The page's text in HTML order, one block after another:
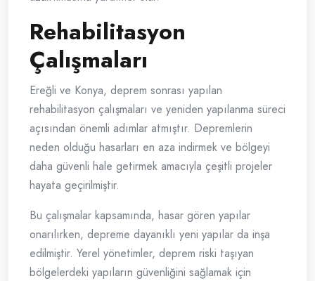
Rehabilitasyon
Çalışmaları
Ereğli ve Konya, deprem sonrası yapılan
rehabilitasyon çalışmaları ve yeniden yapılanma süreci
açısından önemli adımlar atmıştır. Depremlerin
neden olduğu hasarları en aza indirmek ve bölgeyi
daha güvenli hale getirmek amacıyla çeşitli projeler
hayata geçirilmiştir.
Bu çalışmalar kapsamında, hasar gören yapılar
onarılırken, depreme dayanıklı yeni yapılar da inşa
edilmiştir. Yerel yönetimler, deprem riski taşıyan
bölgelerdeki yapıların güvenliğini sağlamak için